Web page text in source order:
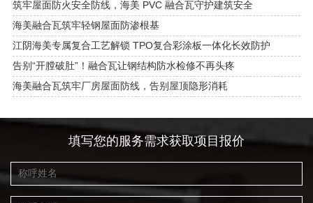
筑牢屋面防火安全防线，海美 PVC 融合瓦守护建筑安全
海美融合瓦筑牢轻钢屋面防渗根基
江阴海美专属复合工艺解锁 TPO复合彩涂板一体化长效防护
告别“开膛破肚”！融合瓦让钢结构防水检修不再头疼
海美融合瓦筑牢厂房屋面防线，告别屋顶隐形消耗
填写您的服务需求获取项目报价